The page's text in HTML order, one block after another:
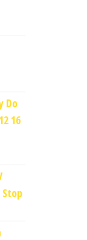
Do
16
Stop